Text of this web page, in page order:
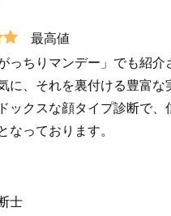
最高値
っちりマンデー」でも紹介
に、それを裏付ける豊富な
ックスな顔タイプ診断で、
なっております。
士